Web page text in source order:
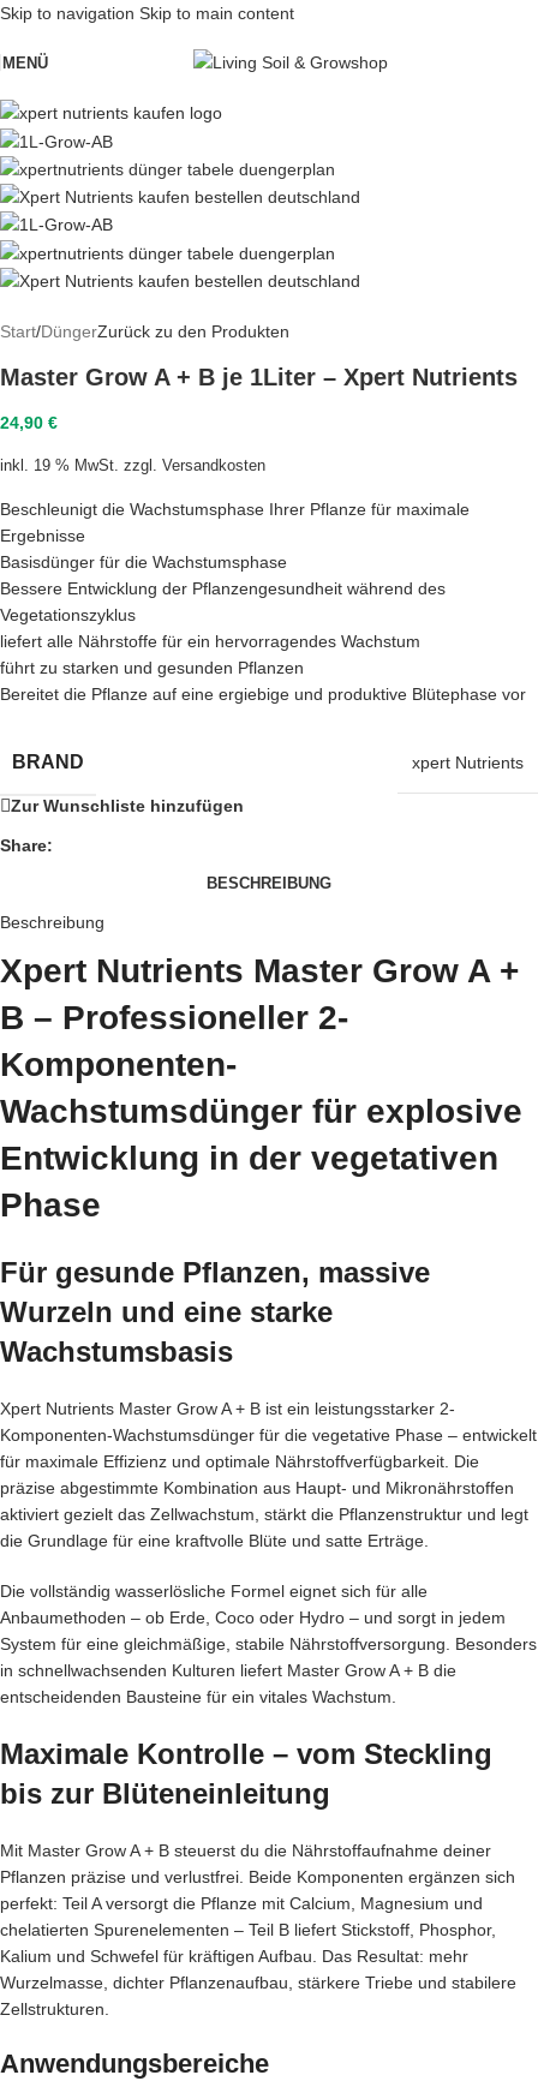
Skip to navigation Skip to main content
MENÜ
Start/DüngerZurück zu den Produkten
Master Grow A + B je 1Liter – Xpert Nutrients
24,90 €
inkl. 19 % MwSt. zzgl. Versandkosten
Beschleunigt die Wachstumsphase Ihrer Pflanze für maximale
Ergebnisse
Basisdünger für die Wachstumsphase
Bessere Entwicklung der Pflanzengesundheit während des
Vegetationszyklus
liefert alle Nährstoffe für ein hervorragendes Wachstum
führt zu starken und gesunden Pflanzen
Bereitet die Pflanze auf eine ergiebige und produktive Blütephase vor
BRAND xpert Nutrients
Zur Wunschliste hinzufügen
Share:
BESCHREIBUNG
Beschreibung
Xpert Nutrients Master Grow A +
B – Professioneller 2-
Komponenten-
Wachstumsdünger für explosive
Entwicklung in der vegetativen
Phase
Für gesunde Pflanzen, massive
Wurzeln und eine starke
Wachstumsbasis
Xpert Nutrients Master Grow A + B ist ein leistungsstarker 2-
Komponenten-Wachstumsdünger für die vegetative Phase – entwickelt
für maximale Effizienz und optimale Nährstoffverfügbarkeit. Die
präzise abgestimmte Kombination aus Haupt- und Mikronährstoffen
aktiviert gezielt das Zellwachstum, stärkt die Pflanzenstruktur und legt
die Grundlage für eine kraftvolle Blüte und satte Erträge.
Die vollständig wasserlösliche Formel eignet sich für alle
Anbaumethoden – ob Erde, Coco oder Hydro – und sorgt in jedem
System für eine gleichmäßige, stabile Nährstoffversorgung. Besonders
in schnellwachsenden Kulturen liefert Master Grow A + B die
entscheidenden Bausteine für ein vitales Wachstum.
Maximale Kontrolle – vom Steckling
bis zur Blüteneinleitung
Mit Master Grow A + B steuerst du die Nährstoffaufnahme deiner
Pflanzen präzise und verlustfrei. Beide Komponenten ergänzen sich
perfekt: Teil A versorgt die Pflanze mit Calcium, Magnesium und
chelatierten Spurenelementen – Teil B liefert Stickstoff, Phosphor,
Kalium und Schwefel für kräftigen Aufbau. Das Resultat: mehr
Wurzelmasse, dichter Pflanzenaufbau, stärkere Triebe und stabilere
Zellstrukturen.
Anwendungsbereiche